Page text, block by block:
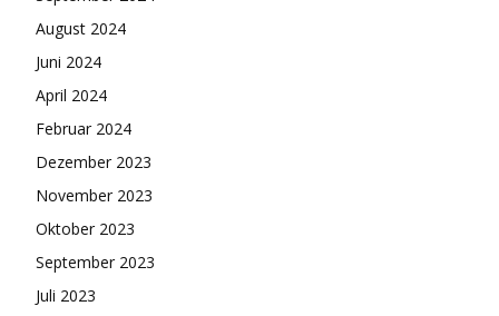
August 2024
Juni 2024
April 2024
Februar 2024
Dezember 2023
November 2023
Oktober 2023
September 2023
Juli 2023